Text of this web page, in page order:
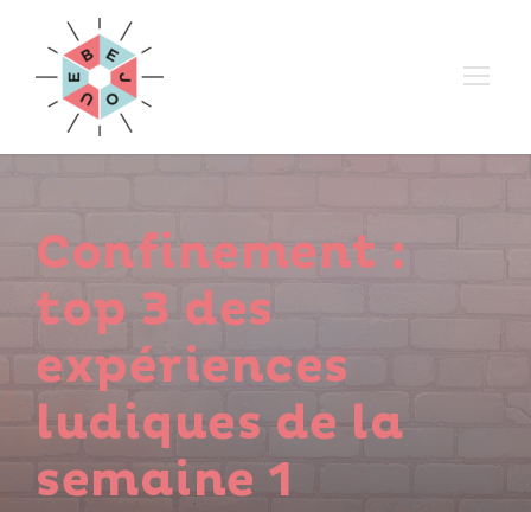
Confinement :
top 3 des
expériences
ludiques de la
semaine 1